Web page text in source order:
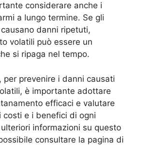
considerare anche i
a lungo termine. Se gli
danni ripetuti,
volatili può essere un
si ripaga nel tempo.
per prevenire i danni causati
è importante adottare
efficaci e valutare
costi e i benefici di ogni
informazioni su questo
consultare la pagina di